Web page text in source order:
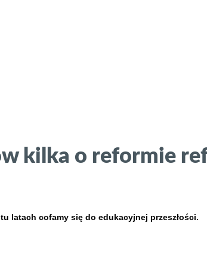
kilka o reformie
latach cofamy się do edukacyjnej przeszłości.